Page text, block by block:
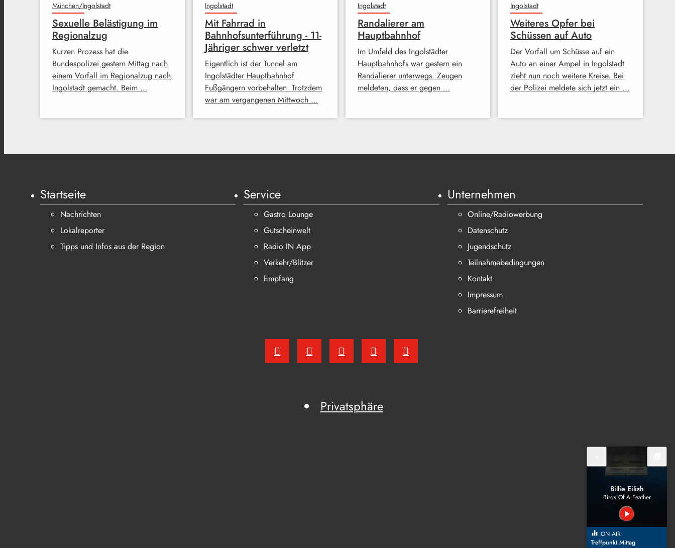
München/Ingolstadt
Sexuelle Belästigung im
Regionalzug
Kurzen Prozess hat die
Bundespolizei gestern Mittag nach
einem Vorfall im Regionalzug nach
Ingolstadt gemacht. Beim …
Ingolstadt
Mit Fahrrad in
Bahnhofsunterführung - 11-
Jähriger schwer verletzt
Eigentlich ist der Tunnel am
Ingolstädter Hauptbahnhof
Fußgängern vorbehalten. Trotzdem
war am vergangenen Mittwoch …
Ingolstadt
Randalierer am
Hauptbahnhof
Im Umfeld des Ingolstädter
Hauptbahnhofs war gestern ein
Randalierer unterwegs. Zeugen
meldeten, dass er gegen …
Ingolstadt
Weiteres Opfer bei
Schüssen auf Auto
Der Vorfall um Schüsse auf ein
Auto an einer Ampel in Ingolstadt
zieht nun noch weitere Kreise. Bei
der Polizei meldete sich jetzt ein …
Startseite
Nachrichten
Lokalreporter
Tipps und Infos aus der Region
Service
Gastro Lounge
Gutscheinwelt
Radio IN App
Verkehr/Blitzer
Empfang
Unternehmen
Online/Radiowerbung
Datenschutz
Jugendschutz
Teilnahmebedingungen
Kontakt
Impressum
Barrierefreiheit
Privatsphäre
Billie Eilish
Birds Of A Feather
play_arrow
equalizer ON AIR
Treffpunkt Mittag